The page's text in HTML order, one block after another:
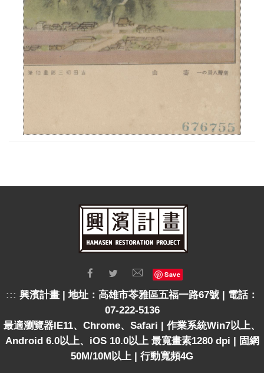
Save
::: 興濱計畫 | 地址：高雄市苓雅區五福一路67號 | 電話：
07-222-5136
最適瀏覽器IE11、Chrome、Safari | 作業系統Win7以上、
Android 6.0以上、iOS 10.0以上 最寬畫素1280 dpi | 固網
50M/10M以上 | 行動寬頻4G